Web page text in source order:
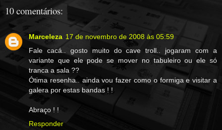
10 comentários:
Marceleza 17 de novembro de 2008 às 05:59
Fale cacá.. gosto muito do cave troll.. jogaram com a
variante que ele pode se mover no tabuleiro ou ele só
tranca a sala ??
Ótima resenha.. ainda vou fazer como o formiga e visitar a
galera por estas bandas ! !
Abraço ! !
Responder